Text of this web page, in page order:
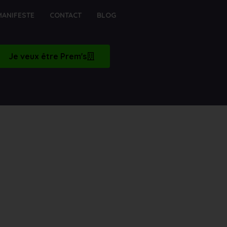
CONTACT BLOG
Je veux être Prem's